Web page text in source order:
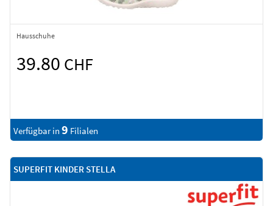
Hausschuhe
39.80 CHF
Verfügbar in 9 Filialen
SUPERFIT KINDER STELLA